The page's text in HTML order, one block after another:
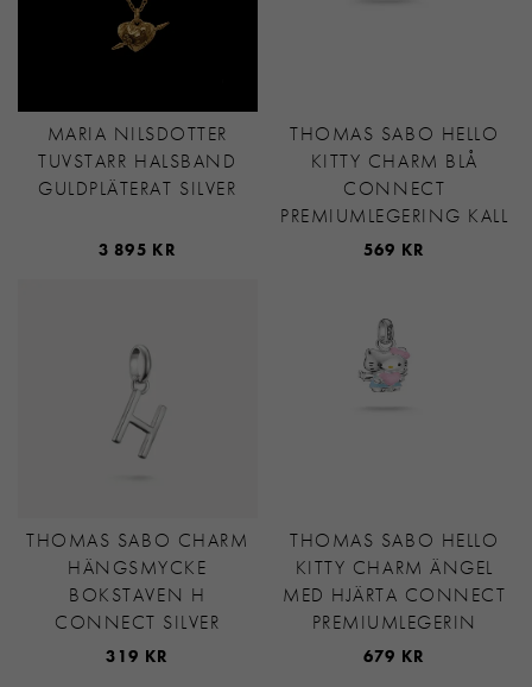
MARIA NILSDOTTER
TUVSTARR HALSBAND
GULDPLÄTERAT SILVER
3 895 KR
THOMAS SABO HELLO
KITTY CHARM BLÅ
CONNECT
PREMIUMLEGERING KALL
569 KR
THOMAS SABO CHARM
HÄNGSMYCKE
BOKSTAVEN H
CONNECT SILVER
319 KR
THOMAS SABO HELLO
KITTY CHARM ÄNGEL
MED HJÄRTA CONNECT
PREMIUMLEGERIN
679 KR